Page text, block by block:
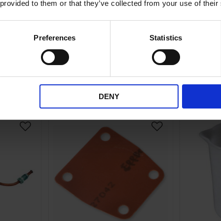
to them or that they’ve collected from your use of
Preferences Statistics
DENY
Lägg till i önskelista Lägg till i önskelista